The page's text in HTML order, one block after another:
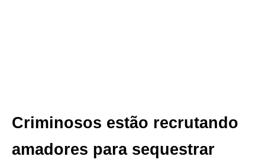
Criminosos estão recrutando
amadores para sequestrar